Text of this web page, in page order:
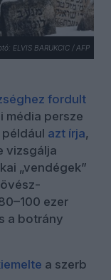
ELVIS BARUKCIC / AFP
fordult
média persze
például azt írja,
vizsgálja
„vendégek”
ezer
a botrány
a szerb